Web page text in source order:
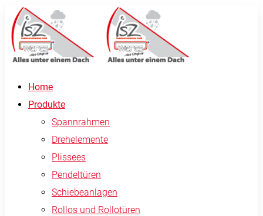
Home
Produkte
Spannrahmen
Drehelemente
Plissees
Pendeltüren
Schiebeanlagen
Rollos und Rollotüren